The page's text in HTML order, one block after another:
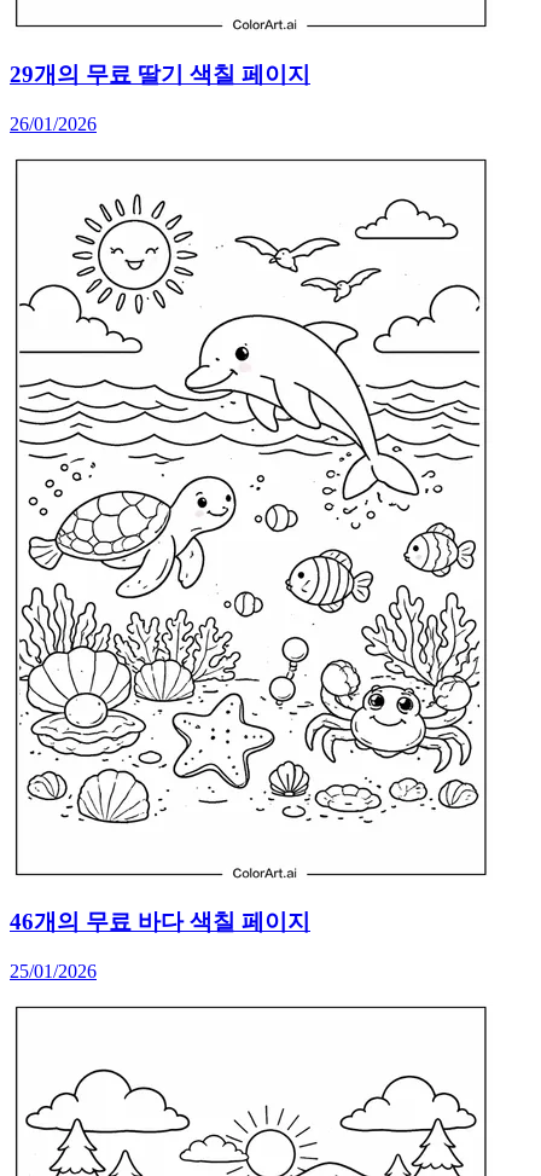
29개의 무료 딸기 색칠 페이지
26/01/2026
46개의 무료 바다 색칠 페이지
25/01/2026